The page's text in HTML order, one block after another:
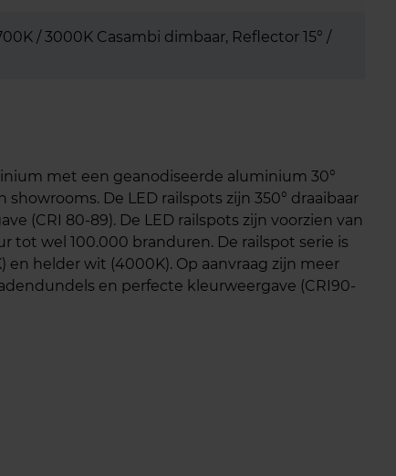
/ 3000K Casambi dimbaar, Reflector 15° /
met een geanodiseerde aluminium 30°
De LED railspots zijn 350° draaibaar
(CRI 80-89). De LED railspots zijn voorzien van
tot wel 100.000 branduren. De railspot serie is
helder wit (4000K). Op aanvraag zijn meer
en perfecte kleurweergave (CRI90-